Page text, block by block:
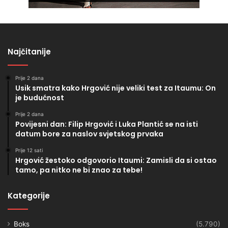
Najčitanije
Prije 2 dana
Usik smatra kako Hrgović nije veliki test za Itaumu: On
je budućnost
Prije 2 dana
Povijesni dan: Filip Hrgović i Luka Plantić se na isti
datum bore za naslov svjetskog prvaka
Prije 12 sati
Hrgović žestoko odgovorio Itaumi: Zamisli da si ostao
tamo, pa nitko ne bi znao za tebe!
Kategorije
Boks
(5.790)